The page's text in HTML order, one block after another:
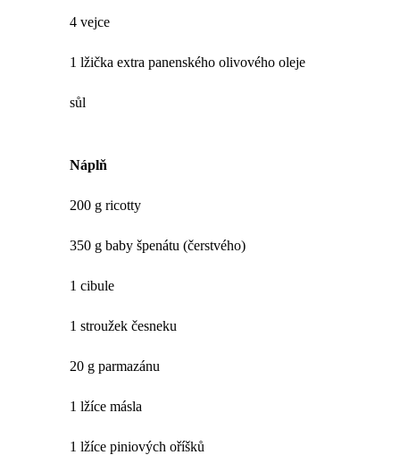
4 vejce
1 lžička extra panenského olivového oleje
sůl
Náplň
200 g ricotty
350 g baby špenátu (čerstvého)
1 cibule
1 stroužek česneku
20 g parmazánu
1 lžíce másla
1 lžíce piniových oříšků